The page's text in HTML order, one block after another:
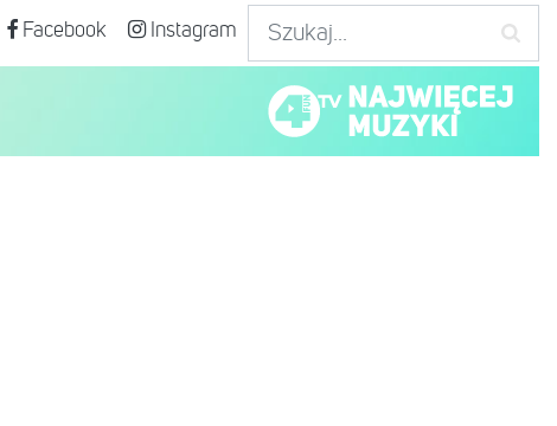
Facebook Instagram